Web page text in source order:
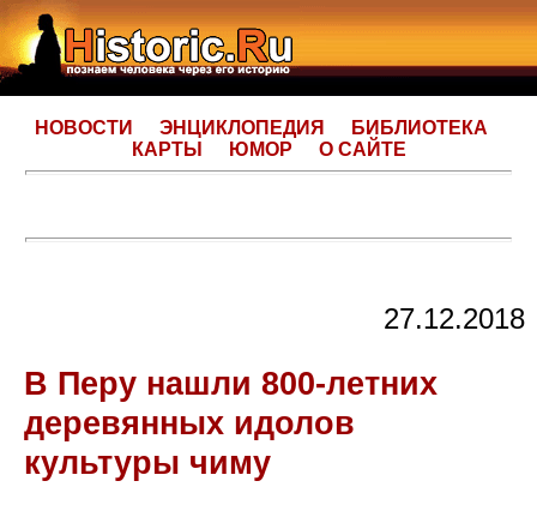
НОВОСТИ ЭНЦИКЛОПЕДИЯ
БИБЛИОТЕКА
КАРТЫ
ЮМОР О САЙТЕ
27.12.2018
В Перу нашли 800-летних
деревянных идолов
культуры чиму